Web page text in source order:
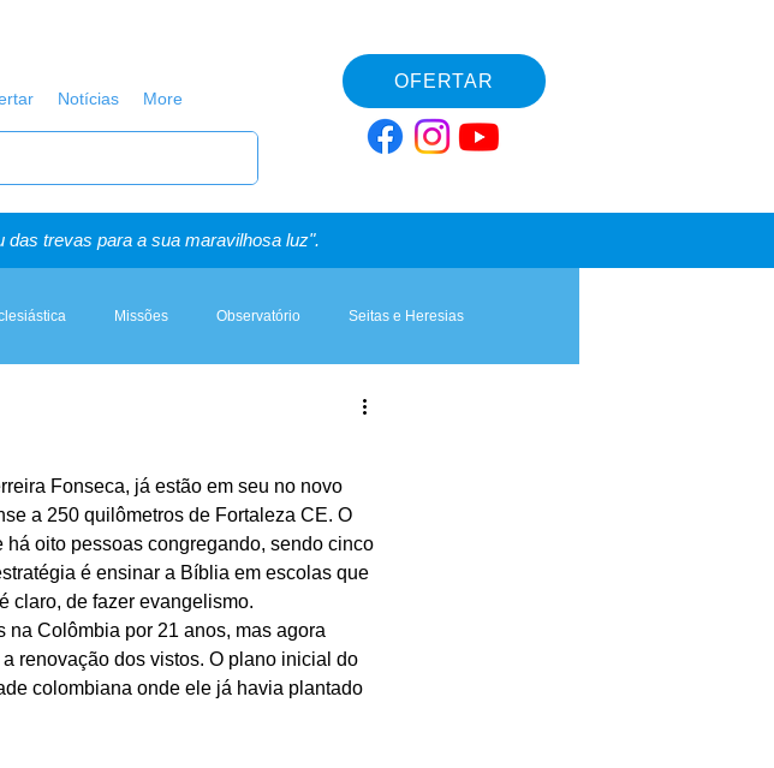
Notícias More
OFERTAR
das trevas para a sua maravilhosa luz".
Missões Observatório Seitas e Heresias
Fonseca, já estão em seu no novo
a 250 quilômetros de Fortaleza CE. O
oito pessoas congregando, sendo cinco
é ensinar a Bíblia em escolas que
claro, de fazer evangelismo.
na Colômbia por 21 anos, mas agora
renovação dos vistos. O plano inicial do
colombiana onde ele já havia plantado